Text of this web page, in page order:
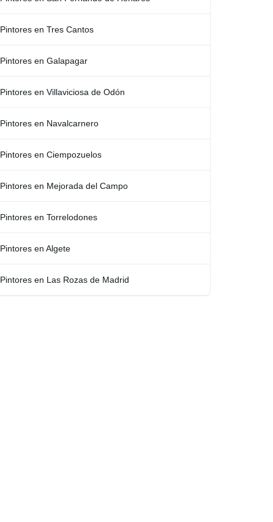
Pintores en Tres Cantos
Pintores en Galapagar
Pintores en Villaviciosa de Odón
Pintores en Navalcarnero
Pintores en Ciempozuelos
Pintores en Mejorada del Campo
Pintores en Torrelodones
Pintores en Algete
Pintores en Las Rozas de Madrid